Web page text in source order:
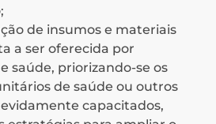
de insumos e materiais
a ser oferecida por
saúde, priorizando-se os
de saúde ou outros
capacitados,